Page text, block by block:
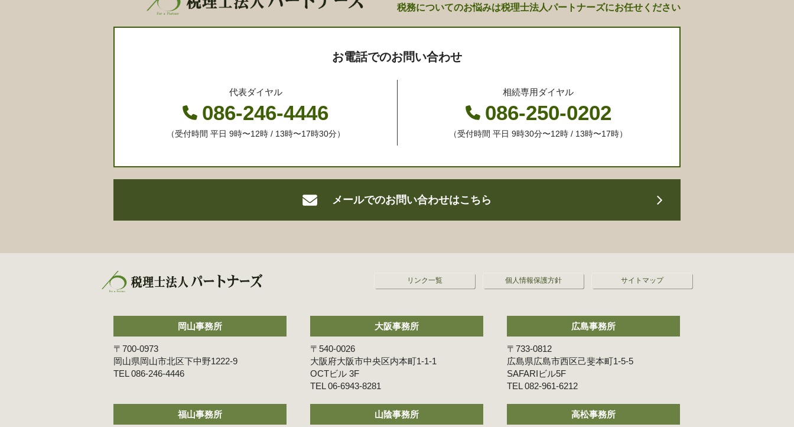
税務についてのお悩みは税理士法人パートナーズにお任せください
お電話でのお問い合わせ
代表ダイヤル
086-246-4446
（受付時間 平日 9時〜12時 / 13時〜17時30分）
相続専用ダイヤル
086-250-0202
（受付時間 平日 9時30分〜12時 / 13時〜17時）
メールでのお問い合わせはこちら
リンク一覧 個人情報保護方針 サイトマップ
岡山事務所
〒700-0973
岡山県岡山市北区下中野1222-9
086-246-4446
大阪事務所
〒540-0026
大阪府大阪市中央区内本町1-1-1
OCTビル 3F
06-6943-8281
広島事務所
〒733-0812
広島県広島市西区己斐本町1-5-5
SAFARIビル5F
082-961-6212
福山事務所 山陰事務所 高松事務所